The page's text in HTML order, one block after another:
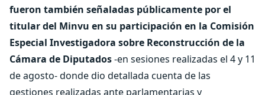
fueron también señaladas públicamente por el
titular del Minvu en su participación en la Comisión
Especial Investigadora sobre Reconstrucción de la
Cámara de Diputados-en sesiones realizadas el 4 y 11
de agosto- donde dio detallada cuenta de las
gestiones realizadas ante parlamentarias y